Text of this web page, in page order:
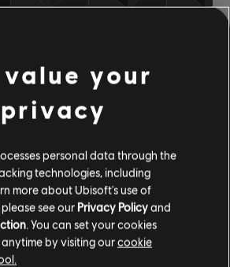
Dream
- Live at the Royal
2010
value your
privacy
personal data through the
technologies, including
more about Ubisoft's use of
see our Privacy Policyand
. You can set your cookies
by visiting ourcookie